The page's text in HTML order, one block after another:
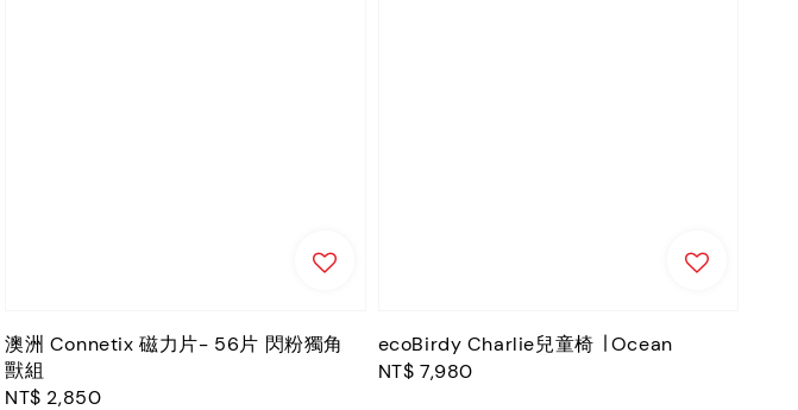
澳洲 Connetix 磁力片- 56片 閃粉獨角
獸組
Regular
NT$ 2,850
ecoBirdy Charlie兒童椅 ∣ Ocean
Regular
NT$ 7,980